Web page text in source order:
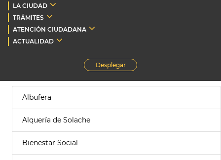
LA CIUDAD
TRÁMITES
ATENCIÓN CIUDADANA
ACTUALIDAD
Desplegar
Albufera
Alquería de Solache
Bienestar Social